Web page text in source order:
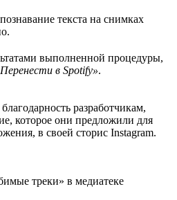
текста на снимках
выполненной процедуры,
в Spotify».
разработчикам,
которое они предложили для
в своей сторис Instagram.
треки» в медиатеке